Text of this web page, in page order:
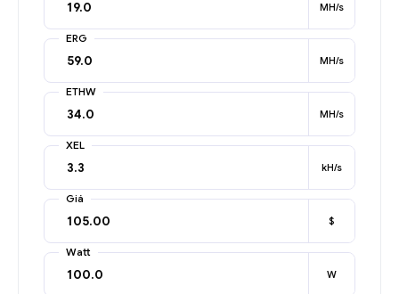
MH/s
ERG
MH/s
ETHW
MH/s
XEL
kH/s
Giá
$
Watt
W